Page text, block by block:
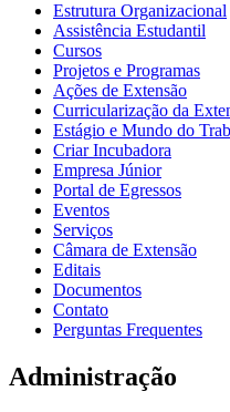
Estrutura Organizacional
Assistência Estudantil
Cursos
Projetos e Programas
Ações de Extensão
Curricularização da
Estágio e Mundo do
Criar Incubadora
Empresa Júnior
Portal de Egressos
Eventos
Serviços
Câmara de Extensão
Editais
Documentos
Contato
Perguntas Frequentes
Administração